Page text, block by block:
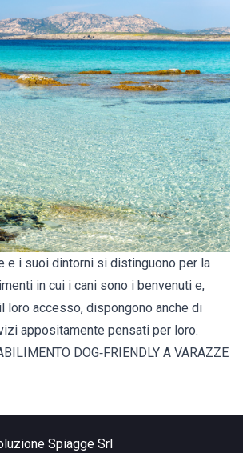
e i suoi dintorni si distinguono per la
in cui i cani sono i benvenuti e,
loro accesso, dispongono anche di
appositamente pensati per loro.
DOG‑FRIENDLY A VARAZZE
Spiagge Srl